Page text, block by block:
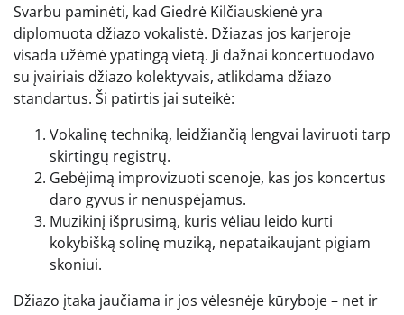
Svarbu paminėti, kad Giedrė Kilčiauskienė yra
diplomuota džiazo vokalistė. Džiazas jos karjeroje
visada užėmė ypatingą vietą. Ji dažnai koncertuodavo
su įvairiais džiazo kolektyvais, atlikdama džiazo
standartus. Ši patirtis jai suteikė:
Vokalinę techniką, leidžiančią lengvai laviruoti tarp
skirtingų registrų.
Gebėjimą improvizuoti scenoje, kas jos koncertus
daro gyvus ir nenuspėjamus.
Muzikinį išprusimą, kuris vėliau leido kurti
kokybišką solinę muziką, nepataikaujant pigiam
skoniui.
Džiazo įtaka jaučiama ir jos vėlesnėje kūryboje – net ir